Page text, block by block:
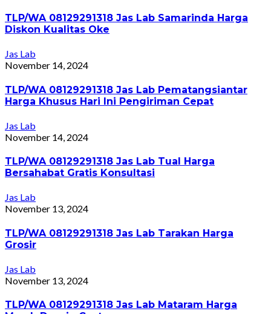
TLP/WA 08129291318 Jas Lab Samarinda Harga
Diskon Kualitas Oke
Jas Lab
November 14, 2024
TLP/WA 08129291318 Jas Lab Pematangsiantar
Harga Khusus Hari Ini Pengiriman Cepat
Jas Lab
November 14, 2024
TLP/WA 08129291318 Jas Lab Tual Harga
Bersahabat Gratis Konsultasi
Jas Lab
November 13, 2024
TLP/WA 08129291318 Jas Lab Tarakan Harga
Grosir
Jas Lab
November 13, 2024
TLP/WA 08129291318 Jas Lab Mataram Harga